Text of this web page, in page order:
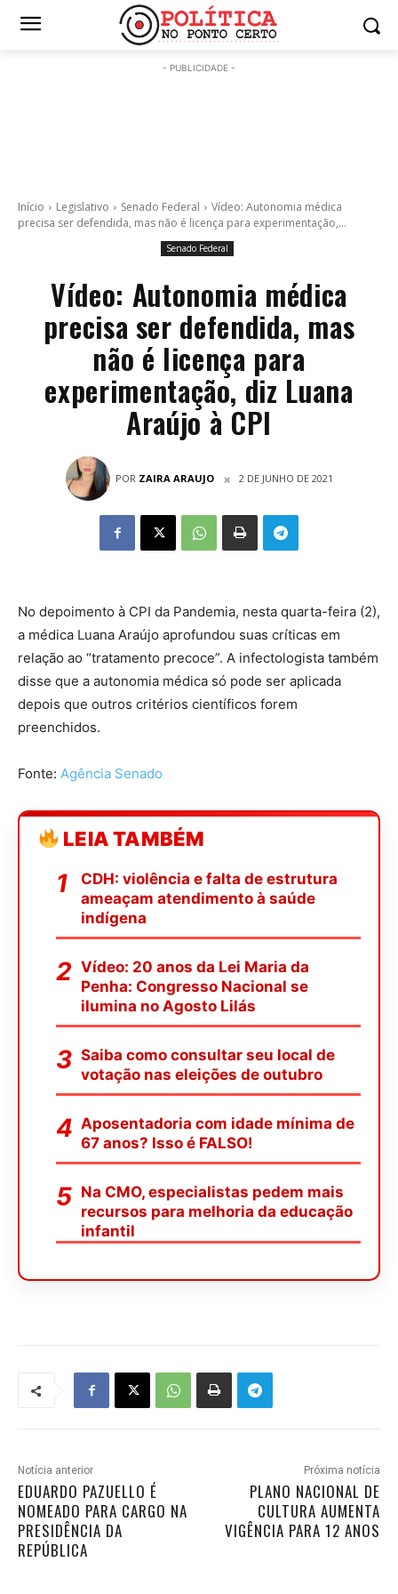
- PUBLICIDADE -
Início Legislativo Senado Federal
Vídeo: Autonomia médica
precisa ser defendida, mas não é licença para experimentação,...
Senado Federal
Vídeo: Autonomia médica
precisa ser defendida, mas
não é licença para
experimentação, diz Luana
Araújo à CPI
POR ZAIRA ARAUJO 2 DE JUNHO DE 2021
No depoimento à CPI da Pandemia, nesta quarta-feira (2),
a médica Luana Araújo aprofundou suas críticas em
relação ao “tratamento precoce”. A infectologista também
disse que a autonomia médica só pode ser aplicada
depois que outros critérios científicos forem
preenchidos.
Fonte: Agência Senado
LEIA TAMBÉM
CDH: violência e falta de estrutura
ameaçam atendimento à saúde
indígena
Vídeo: 20 anos da Lei Maria da
Penha: Congresso Nacional se
ilumina no Agosto Lilás
Saiba como consultar seu local de
votação nas eleições de outubro
Aposentadoria com idade mínima de
67 anos? Isso é FALSO!
Na CMO, especialistas pedem mais
recursos para melhoria da educação
infantil
Notícia anterior
EDUARDO PAZUELLO É
NOMEADO PARA CARGO NA
PRESIDÊNCIA DA
REPÚBLICA
Próxima notícia
PLANO NACIONAL DE
CULTURA AUMENTA
VIGÊNCIA PARA 12 ANOS